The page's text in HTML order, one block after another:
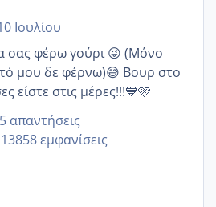
Ιουλίου
σας φέρω γούρι 😜 (Μόνο
μου δε φέρνω)😅 Βουρ στο
είστε στις μέρες!!!💙🩷
απαντήσεις
13858 εμφανίσεις